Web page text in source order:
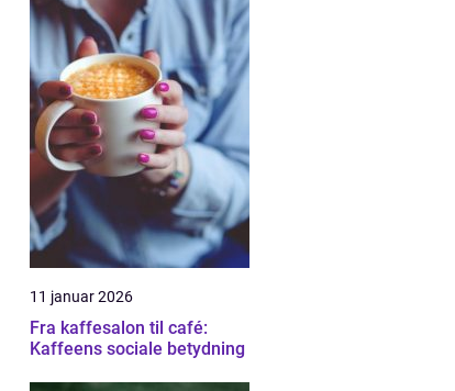
11 januar 2026
Fra kaffesalon til café:
Kaffeens sociale betydning